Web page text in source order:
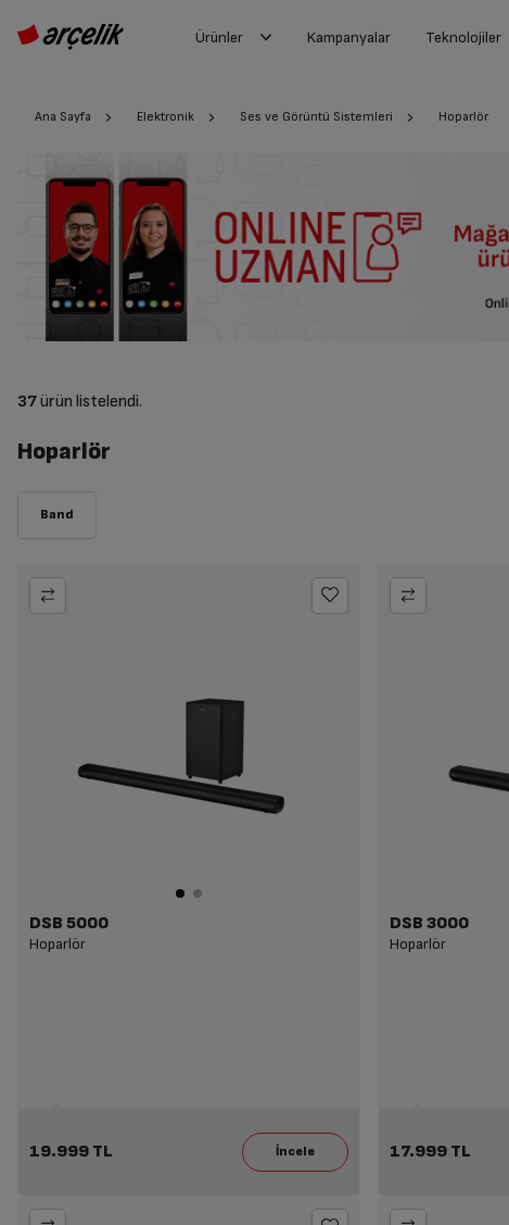
Ürünler Kampanyalar Teknolojiler
Ana Sayfa Elektronik Ses ve Görüntü Sistemleri Hoparlör
37ürün listelendi.
Hoparlör
DSB 5000
Hoparlör
19.999 TL
DSB 3000
Hoparlör
17.999 TL